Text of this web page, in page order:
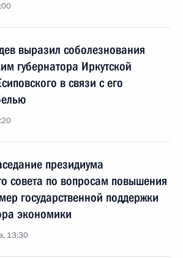
выразил соболезнования
губернатора Иркутской
в связи с его
президиума
совета по вопросам повышения
государственной поддержки
экономики
13:30